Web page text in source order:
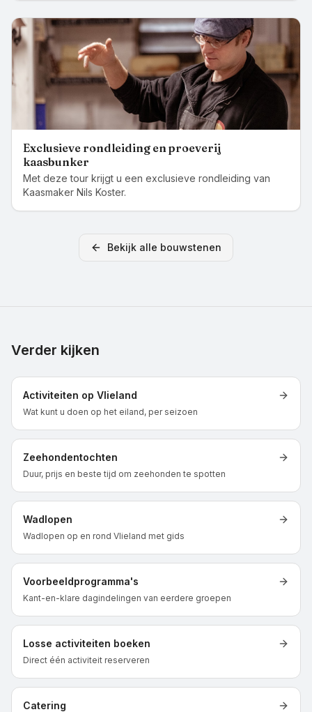
Exclusieve rondleiding en proeverij
kaasbunker
Met deze tour krijgt u een exclusieve rondleiding van
Kaasmaker Nils Koster.
Bekijk alle bouwstenen
Verder kijken
Activiteiten op Vlieland
Wat kunt u doen op het eiland, per seizoen
Zeehondentochten
Duur, prijs en beste tijd om zeehonden te spotten
Wadlopen
Wadlopen op en rond Vlieland met gids
Voorbeeldprogramma's
Kant-en-klare dagindelingen van eerdere groepen
Losse activiteiten boeken
Direct één activiteit reserveren
Catering